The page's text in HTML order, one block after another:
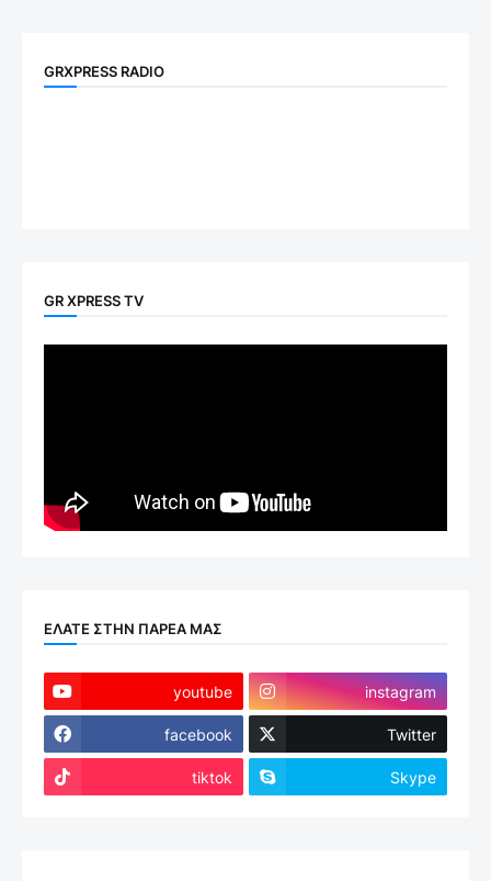
GRXPRESS RADIO
GR XPRESS TV
ΕΛΑΤΕ ΣΤΗΝ ΠΑΡΕΑ ΜΑΣ
youtube instagram
facebook Twitter
tiktok Skype